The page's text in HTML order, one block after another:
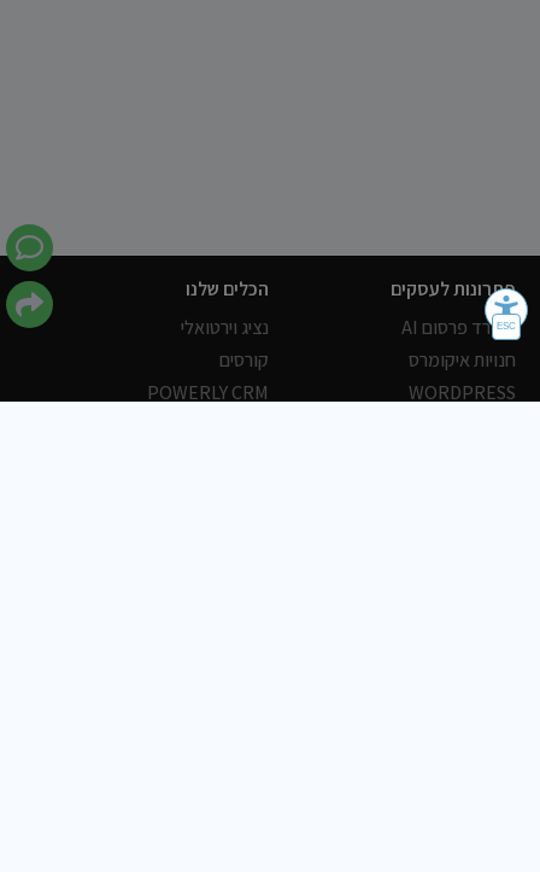
פתרונות לעסקים
משרד פרסום AI
חנויות איקומרס
WORDPRESS
הכלים שלנו
נציג וירטואלי
קורסים
POWERLY CRM